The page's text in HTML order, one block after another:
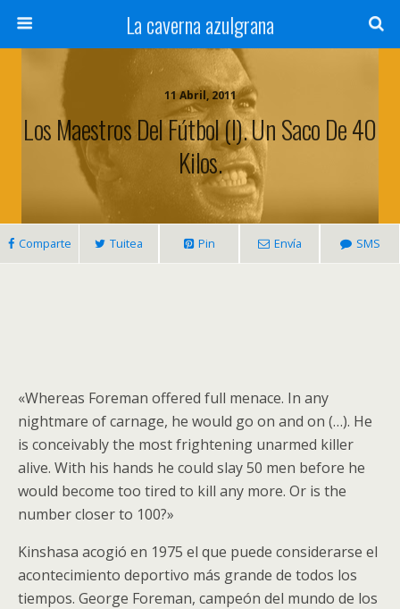
La caverna azulgrana
11 Abril, 2011
Los Maestros Del Fútbol (I). Un Saco De 40
Kilos.
Comparte Tuitea Pin Envía SMS
«Whereas Foreman offered full menace. In any
nightmare of carnage, he would go on and on (…). He
is conceivably the most frightening unarmed killer
alive. With his hands he could slay 50 men before he
would become too tired to kill any more. Or is the
number closer to 100?»
Kinshasa acogió en 1975 el que puede considerarse el
acontecimiento deportivo más grande de todos los
tiempos. George Foreman, campeón del mundo de los